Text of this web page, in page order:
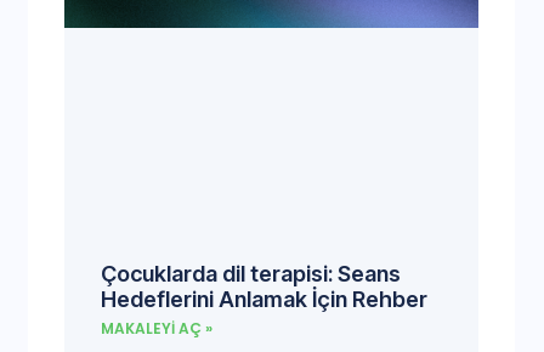
Çocuklarda dil terapisi: Seans
Hedeflerini Anlamak İçin Rehber
MAKALEYI AÇ »